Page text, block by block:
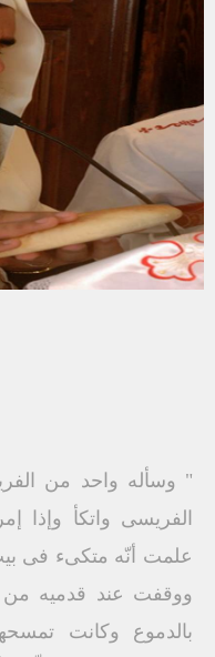
" وسأله واحد من
الفريسى واتكأ وإذا
علمت أنّه متكىء فى
ووقفت عند قدميه من
بالدموع وكانت